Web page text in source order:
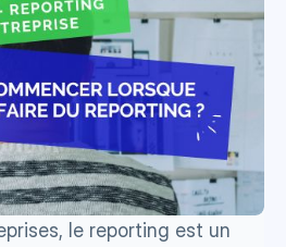
le reporting est un